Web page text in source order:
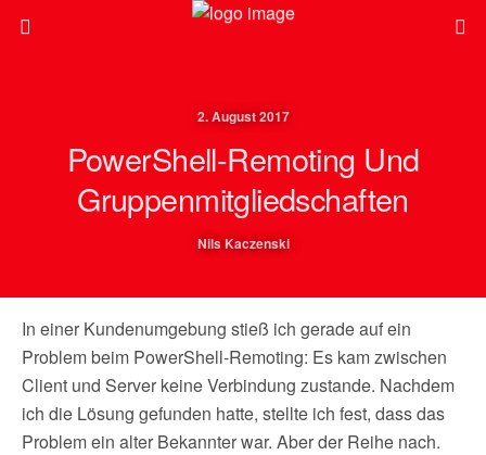
2. August 2017
PowerShell-Remoting Und
Gruppenmitgliedschaften
Nils Kaczenski
In einer Kundenumgebung stieß ich gerade auf ein
Problem beim PowerShell-Remoting: Es kam zwischen
Client und Server keine Verbindung zustande. Nachdem
ich die Lösung gefunden hatte, stellte ich fest, dass das
Problem ein alter Bekannter war. Aber der Reihe nach.